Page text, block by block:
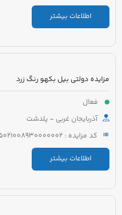
اطلاعات بیشتر
مزایده دولتی بیل بکهو رنگ زرد
فعال
آذربایجان غربی - پلدشت
کد مزایده : 5021008930000002
اطلاعات بیشتر